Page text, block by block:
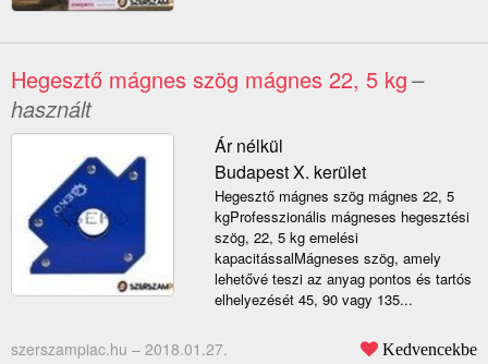
Hegesztő mágnes szög mágnes 22, 5 kg–
használt
Ár nélkül
Budapest X. kerület
Hegesztő mágnes szög mágnes 22, 5
kgProfesszionális mágneses hegesztési
szög, 22, 5 kg emelési
kapacitássalMágneses szög, amely
lehetővé teszi az anyag pontos és tartós
elhelyezését 45, 90 vagy 135...
szerszampiac.hu – 2018.01.27. Kedvencekbe